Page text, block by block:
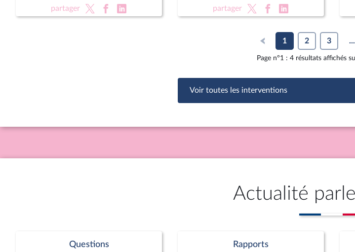
partager
des juridictions criminelles ;
Présomption de légitime défense
partager
1 2 3 ...
Page n°1 : 4 résultats affichés
Voir toutes les interventions
Actualité
Questions Rapports